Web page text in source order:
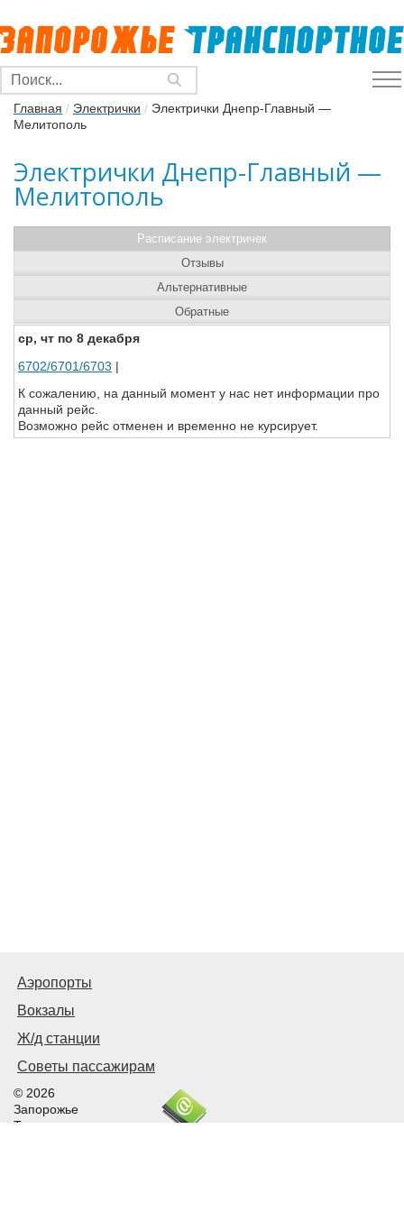
Главная / Электрички / Электрички Днепр-Главный —
Мелитополь
Электрички Днепр-Главный —
Мелитополь
Расписание электричек
ср, чт по 8 декабря
6702/6701/6703 |
К сожалению, на данный момент у нас нет информации про
данный рейс.
Возможно рейс отменен и временно не курсирует.
Отзывы
Альтернативные
Обратные
Аэропорты
Вокзалы
Ж/д станции
Советы пассажирам
© 2026
Запорожье
Транспортное